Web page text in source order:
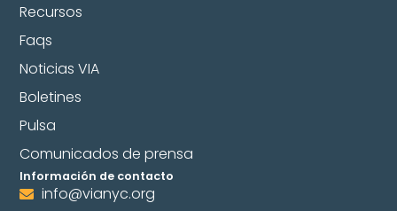
Recursos
Faqs
Noticias VIA
Boletines
Pulsa
Comunicados de prensa
Información de contacto
info@vianyc.org